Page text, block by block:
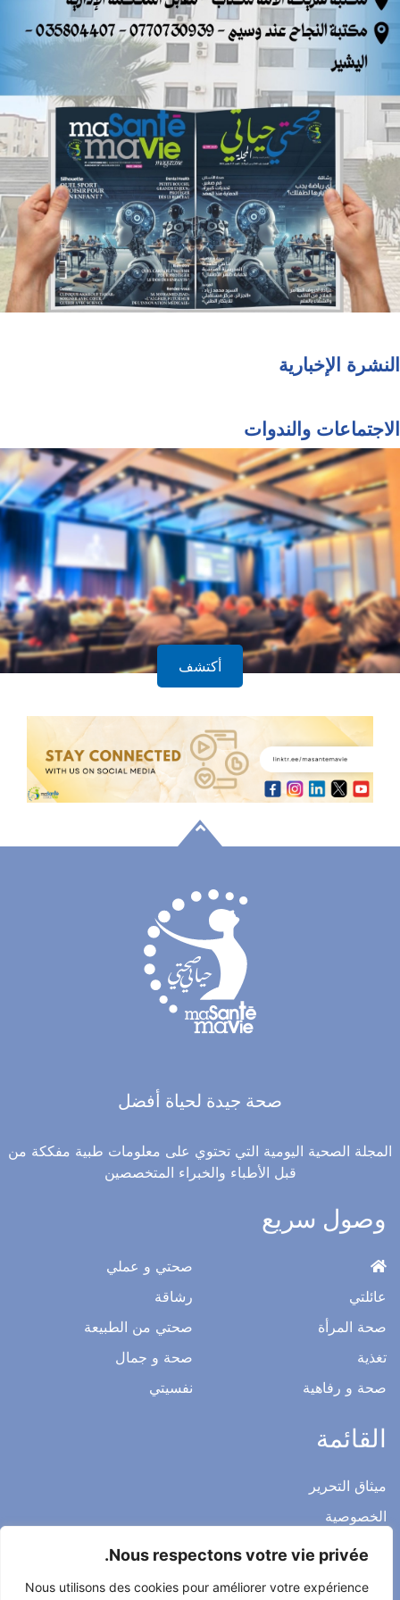
Nous respectons votre vie privée.
Nous utilisons des cookies pour améliorer votre expérience
النشرة الإخبارية
الاجتماعات والندوات
أكتشف
صحة جيدة لحياة أفضل
المجلة الصحية اليومية التي تحتوي على معلومات طبية مفككة من
قبل الأطباء والخبراء المتخصصين
وصول سريع
عائلتي
صحة المرأة
تغذية
صحة و رفاهية
صحتي و عملي
رشاقة
صحتي من الطبيعة
صحة و جمال
نفسيتي
القائمة
ميثاق التحرير
الخصوصية
الاشعار القانوني